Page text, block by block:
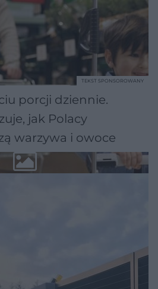
porcji dziennie.
jak Polacy
warzywa i owoce
TEKST SPONSOROWANY